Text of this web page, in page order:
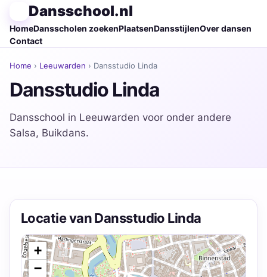
Dansschool.nl
HomeDansscholen zoekenPlaatsenDansstijlenOver dansen
Contact
Home › Leeuwarden › Dansstudio Linda
Dansstudio Linda
Dansschool in Leeuwarden voor onder andere
Salsa, Buikdans.
Locatie van Dansstudio Linda
+
−